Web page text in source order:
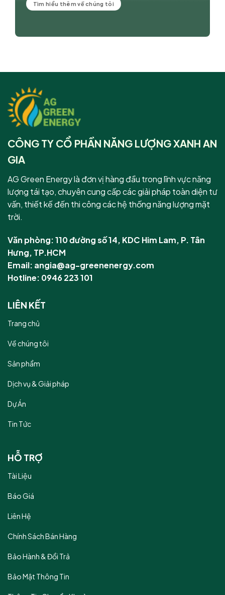
Tìm hiểu thêm về chúng tôi
CÔNG TY CỔ PHẦN NĂNG LƯỢNG XANH AN
GIA
AG Green Energy là đơn vị hàng đầu trong lĩnh vực năng
lượng tái tạo, chuyên cung cấp các giải pháp toàn diện tư
vấn, thiết kế đến thi công các hệ thống năng lượng mặt
trời.
Văn phòng: 110 đường số 14, KDC Him Lam, P. Tân
Hưng, TP.HCM
Email: angia@ag-greenenergy.com
Hotline: 0946 223 101
LIÊN KẾT
Trang chủ
Về chúng tôi
Sản phẩm
Dịch vụ & Giải pháp
Dự Án
Tin Tức
HỖ TRỢ
Tài Liệu
Báo Giá
Liên Hệ
Chính Sách Bán Hàng
Bảo Hành & Đổi Trả
Bảo Mật Thông Tin